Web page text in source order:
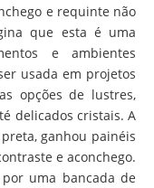
e requinte não
que esta é uma
e ambientes
usada em projetos
opções de lustres,
delicados cristais. A
ganhou painéis
e aconchego.
uma bancada de